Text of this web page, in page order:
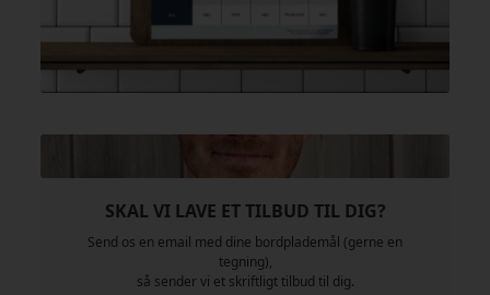
SKAL VI LAVE ET TILBUD TIL DIG?
Send os en email med dine bordplademål (gerne en
tegning),
så sender vi et skriftligt tilbud til dig.